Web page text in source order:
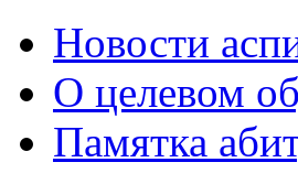
Новости
О целевом
Памятка